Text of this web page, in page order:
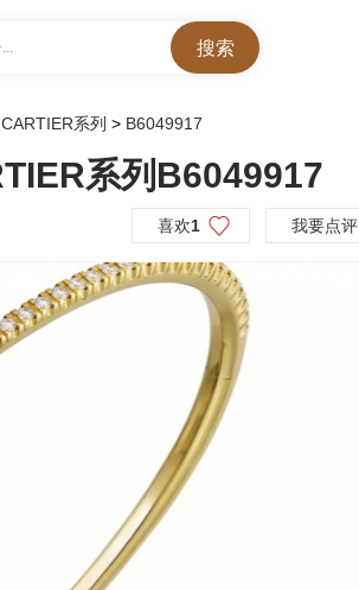
系列 > B6049917
系列B6049917
喜欢1 我要点评